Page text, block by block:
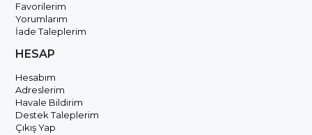
Favorilerim
Yorumlarım
İade Taleplerim
HESAP
Hesabım
Adreslerim
Havale Bildirim
Destek Taleplerim
Çıkış Yap